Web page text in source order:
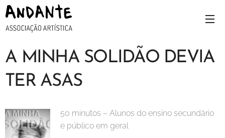
A MINHA SOLIDÃO DEVIA
TER ASAS
50 minutos – Alunos do ensino secundário
e público em geral